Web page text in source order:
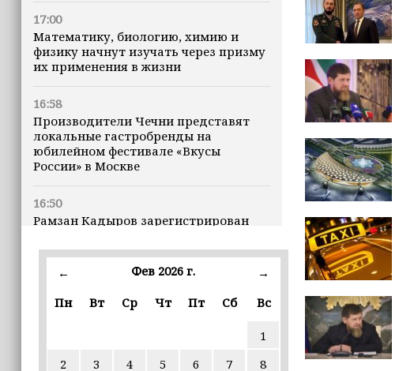
17:00
Математику, биологию, химию и
физику начнут изучать через призму
их применения в жизни
16:58
Производители Чечни представят
локальные гастробренды на
юбилейном фестивале «Вкусы
России» в Москве
16:50
Рамзан Кадыров зарегистрирован
16:47
землетрясения, рассказала
16:12
← Фев 2026 г.
→
Пн
Вт Ср Чт Пт Сб Вс
1
2
3 4 5 6 7 8